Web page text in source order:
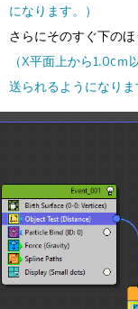
になります。）
さらにそのすぐ下の
（X平面上から1.0c
送られるようになりま